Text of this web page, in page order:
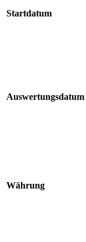
Startdatum
Auswertungsdatum
Währung